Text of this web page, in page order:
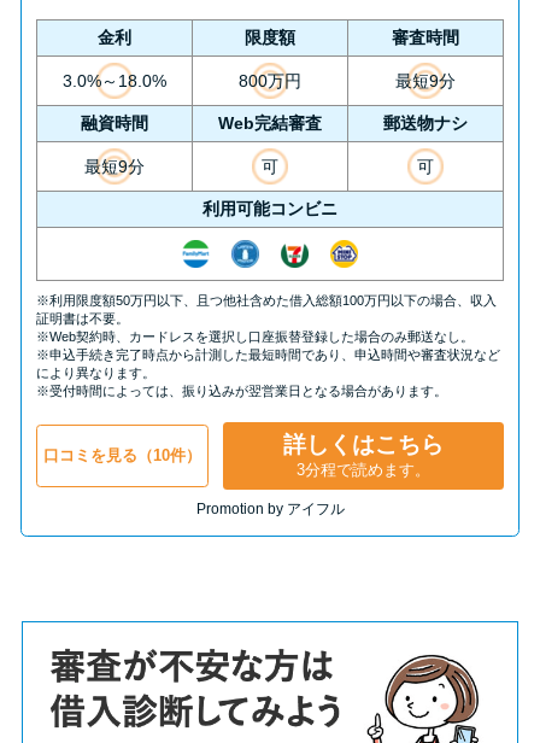
プロミスの返済方法を徹底解
説！ もっとも便利でお得な返済
方法はどれ？
年収が低い＆他社借入があると
落ちる？バンクイックの口コミ
を分析
みずほ銀行カードローンの問い
合わせ先とシーン別の問い合わ
せ方法
金利 限度額 審査時間
3.0%～18.0% 800万円 最短9分
融資時間 Web完結審査 郵送物ナシ
最短9分 可 可
利用可能コンビニ
※利用限度額50万円以下、且つ他社含めた借入総額100万円以下の場合、収入
証明書は不要。
※Web契約時、カードレスを選択し口座振替登録した場合のみ郵送なし。
※申込手続き完了時点から計測した最短時間であり、申込時間や審査状況など
により異なります。
※受付時間によっては、振り込みが翌営業日となる場合があります。
口コミを見る（10件） 詳しくはこちら
3分程で読めます。
Promotion by アイフル